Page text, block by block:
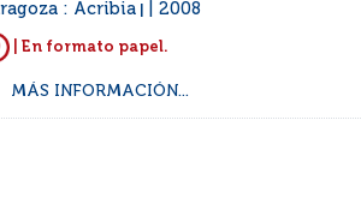
: Acribia 2008
| En formato papel.
MÁS INFORMACIÓN...